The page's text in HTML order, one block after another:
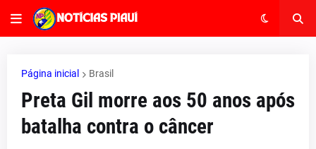
Página inicial Brasil
Preta Gil morre aos 50 anos após
batalha contra o câncer